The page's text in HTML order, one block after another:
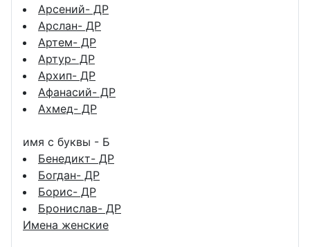
Арсений- ДР
Арслан- ДР
Артем- ДР
Артур- ДР
Архип- ДР
Афанасий- ДР
Ахмед- ДР
имя с буквы - Б
Бенедикт- ДР
Богдан- ДР
Борис- ДР
Бронислав- ДР
Имена женские